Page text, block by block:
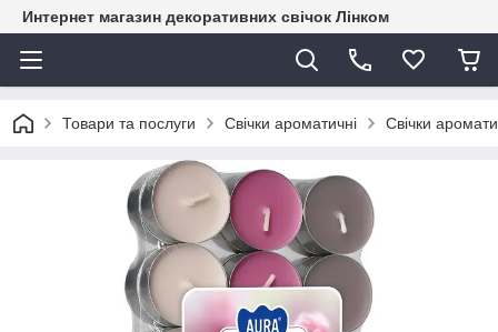
Интернет магазин декоративних свічок Лінком
Товари та послуги Свічки ароматичні Свічки